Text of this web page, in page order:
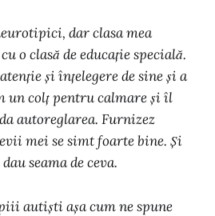
dar clasa mea
o clasă de educație specială.
și înțelegere de sine și a
colț pentru calmare și îl
autoreglarea. Furnizez
mei se simt foarte bine. Și
seama de ceva.
autiști așa cum ne spune